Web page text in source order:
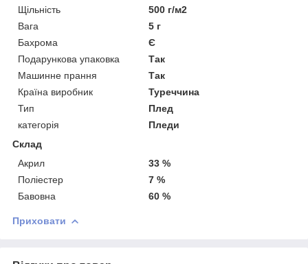
Щільність
500 г/м2
Вага
5 г
Бахрома
Є
Подарункова упаковка
Так
Машинне прання
Так
Країна виробник
Туреччина
Тип
Плед
категорія
Пледи
Склад
Акрил
33 %
Поліестер
7 %
Бавовна
60 %
Приховати